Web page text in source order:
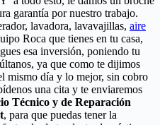
garantía por nuestro trabajo.
lavadora, lavavajillas, aire
Roca que tienes en tu casa,
esa inversión, poniendo tu
ya que como te dijimos
mismo día y lo mejor, sin cobro
una cita y te enviaremos
Técnico y de Reparación
, para que puedas tener la